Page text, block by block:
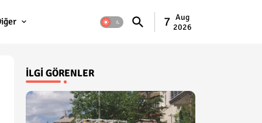
7 Aug
2026
İLGI GÖRENLER